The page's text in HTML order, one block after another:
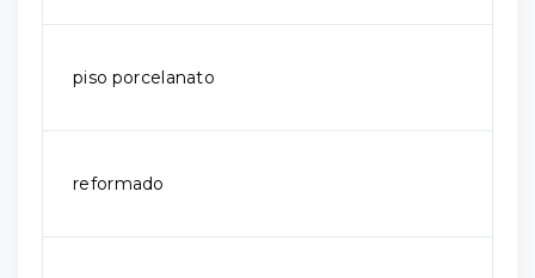
piso porcelanato
reformado